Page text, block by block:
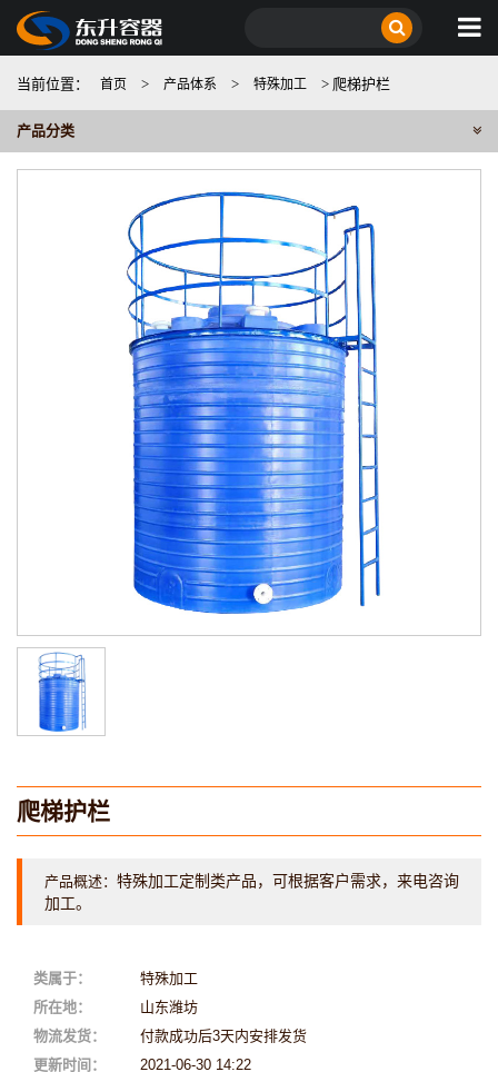
当前位置： 首页 > 产品体系 > 特殊加工 > 爬梯护栏
产品分类
爬梯护栏
产品概述： 特殊加工定制类产品，可根据客户需求，来电咨询
加工。
类属于：
特殊加工
所在地：
山东潍坊
物流发货：
付款成功后3天内安排发货
更新时间：
2021-06-30 14:22